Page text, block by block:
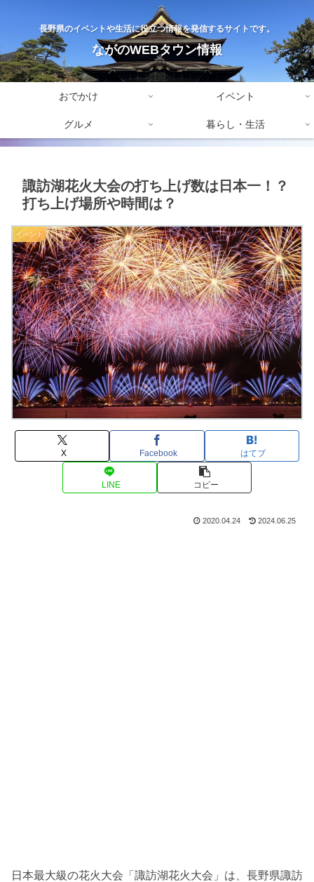
長野県のイベントや生活に役立つ情報を発信するサイトです。
ながのWEBタウン情報
おでかけ イベント
グルメ 暮らし・生活
諏訪湖花火大会の打ち上げ数は日本一！？
打ち上げ場所や時間は？
イベント
X Facebook はてブ
LINE コピー
2020.04.24 2024.06.25
日本最大級の花火大会「諏訪湖花火大会」は、長野県諏訪